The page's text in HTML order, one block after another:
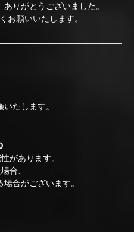
りがとうございました。
お願いいたします。
たします。
あります。
合、
がございます。